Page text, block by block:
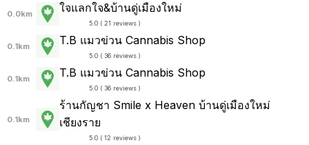
0.0km ใจแลกใจ&บ้านดู่เมืองใหม่
5.0 ( 21 reviews )
0.1km T.B แมวข่วน Cannabis Shop
5.0 ( 36 reviews )
0.1km T.B แมวข่วน Cannabis Shop
5.0 ( 36 reviews )
0.1km
ร้านกัญชา Smile x Heaven บ้านดู่เมืองใหม่
เชียงราย
5.0 ( 12 reviews )